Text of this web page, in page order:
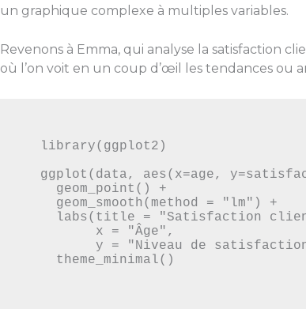
un graphique complexe à multiples variables.
Revenons à Emma, qui analyse la satisfaction
où l’on voit en un coup d’œil les tendances ou
library(ggplot2)
ggplot(data, aes(x=age,